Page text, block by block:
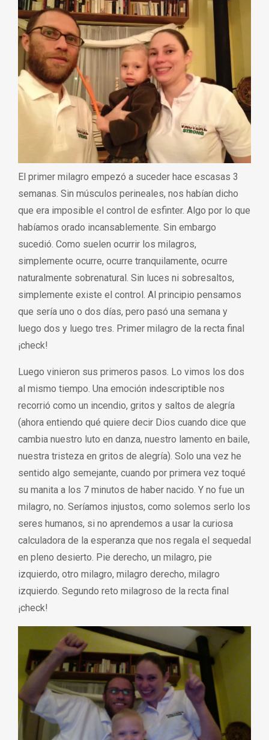
El primer milagro empezó a suceder hace escasas 3
semanas. Sin músculos perineales, nos habían dicho
que era imposible el control de esfinter. Algo por lo que
habíamos orado incansablemente. Sin embargo
sucedió. Como suelen ocurrir los milagros,
simplemente ocurre, ocurre tranquilamente, ocurre
naturalmente sobrenatural. Sin luces ni sobresaltos,
simplemente existe el control. Al principio pensamos
que sería uno o dos días, pero pasó una semana y
luego dos y luego tres. Primer milagro de la recta final
¡check!
Luego vinieron sus primeros pasos. Lo vimos los dos
al mismo tiempo. Una emoción indescriptible nos
recorrió como un incendio, gritos y saltos de alegría
(ahora entiendo qué quiere decir Dios cuando dice que
cambia nuestro luto en danza, nuestro lamento en baile,
nuestra tristeza en gritos de alegría). Solo una vez he
sentido algo semejante, cuando por primera vez toqué
su manita a los 7 minutos de haber nacido. Y no fue un
milagro, no. Seríamos injustos, como solemos serlo los
seres humanos, si no aprendemos a usar la curiosa
calculadora de la esperanza que nos regala el sequedal
en pleno desierto. Pie derecho, un milagro, pie
izquierdo, otro milagro, milagro derecho, milagro
izquierdo. Segundo reto milagroso de la recta final
¡check!